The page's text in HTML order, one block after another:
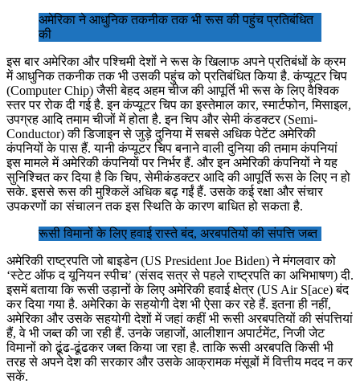
अमेरिका ने आधुनिक तकनीक तक भी रूस की पहुंच प्रतिबंधित
की
इस बार अमेरिका और पश्चिमी देशों ने रूस के खिलाफ अपने प्रतिबंधों के क्रम
में आधुनिक तकनीक तक भी उसकी पहुंच को प्रतिबंधित किया है. कंप्यूटर चिप
(Computer Chip) जैसी बेहद अहम चीज की आपूर्ति भी रूस के लिए वैश्विक
स्तर पर रोक दी गई है. इन कंप्यूटर चिप का इस्तेमाल कार, स्मार्टफोन, मिसाइल,
उपग्रह आदि तमाम चीजों में होता है. इन चिप और सेमी कंडक्टर (Semi-
Conductor) की डिजाइन से जुड़े दुनिया में सबसे अधिक पेटेंट अमेरिकी
कंपनियों के पास हैं. यानी कंप्यूटर चिप बनाने वाली दुनिया की तमाम कंपनियां
इस मामले में अमेरिकी कंपनियों पर निर्भर हैं. और इन अमेरिकी कंपनियों ने यह
सुनिश्चित कर दिया है कि चिप, सेमीकंडक्टर आदि की आपूर्ति रूस के लिए न हो
सके. इससे रूस की मुश्किलें अधिक बढ़ गईं हैं. उसके कई रक्षा और संचार
उपकरणों का संचालन तक इस स्थिति के कारण बाधित हो सकता है.
रूसी विमानों के लिए हवाई रास्ते बंद, अरबपतियों की संपत्ति जब्त
अमेरिकी राष्ट्रपति जो बाइडेन (US President Joe Biden) ने मंगलवार को
‘स्टेट ऑफ द यूनियन स्पीच’ (संसद सत्र से पहले राष्ट्रपति का अभिभाषण) दी.
इसमें बताया कि रूसी उड़ानों के लिए अमेरिकी हवाई क्षेत्र (US Air S[ace) बंद
कर दिया गया है. अमेरिका के सहयोगी देश भी ऐसा कर रहे हैं. इतना ही नहीं,
अमेरिका और उसके सहयोगी देशों में जहां कहीं भी रूसी अरबपतियों की संपत्तियां
हैं, वे भी जब्त की जा रही हैं. उनके जहाजों, आलीशान अपार्टमेंट, निजी जेट
विमानों को ढूंढ-ढूंढकर जब्त किया जा रहा है. ताकि रूसी अरबपति किसी भी
तरह से अपने देश की सरकार और उसके आक्रामक मंसूबों में वित्तीय मदद न कर
सकें.